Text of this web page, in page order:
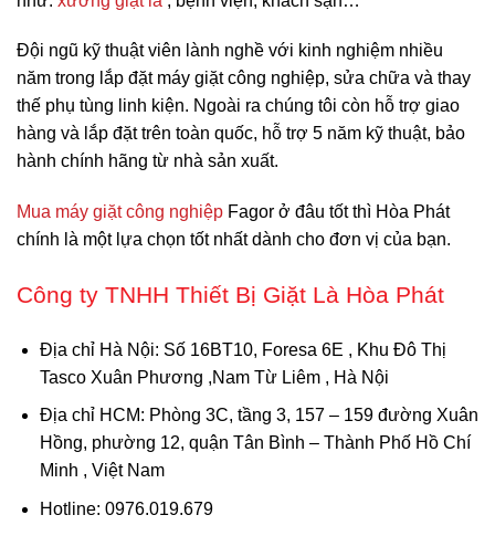
Đội ngũ kỹ thuật viên lành nghề với kinh nghiệm nhiều
năm trong lắp đặt máy giặt công nghiệp, sửa chữa và thay
thế phụ tùng linh kiện. Ngoài ra chúng tôi còn hỗ trợ giao
hàng và lắp đặt trên toàn quốc, hỗ trợ 5 năm kỹ thuật, bảo
hành chính hãng từ nhà sản xuất.
Mua máy giặt công nghiệp Fagor ở đâu tốt thì Hòa Phát
chính là một lựa chọn tốt nhất dành cho đơn vị của bạn.
Công ty TNHH Thiết Bị Giặt Là Hòa Phát
Địa chỉ Hà Nội: Số 16BT10, Foresa 6E , Khu Đô Thị
Tasco Xuân Phương ,Nam Từ Liêm , Hà Nội
Địa chỉ HCM: Phòng 3C, tầng 3, 157 – 159 đường Xuân
Hồng, phường 12, quận Tân Bình – Thành Phố Hồ Chí
Minh , Việt Nam
Hotline: 0976.019.679